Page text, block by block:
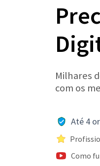
Milhares
com os
Até 4
Como